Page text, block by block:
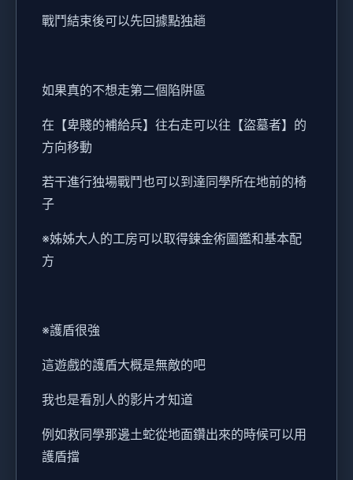
戰鬥結束後可以先回據點独趟
如果真的不想走第二個陷阱區
在【卑賤的補給兵】往右走可以往【盜墓者】的
方向移動
若干進行独場戰鬥也可以到達同學所在地前的椅
子
※姊姊大人的工房可以取得鍊金術圖鑑和基本配
方
※護盾很強
這遊戲的護盾大概是無敵的吧
我也是看別人的影片才知道
例如救同學那邊土蛇從地面鑽出來的時候可以用
護盾擋